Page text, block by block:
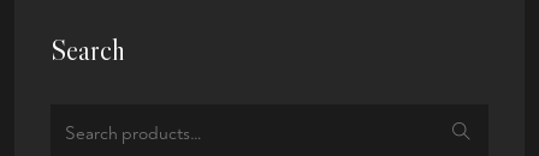
Search